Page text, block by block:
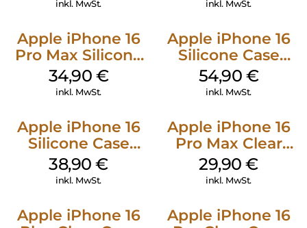
inkl. MwSt. inkl. MwSt.
Apple iPhone 16
Pro Max Silicone
Case MagSafe
Denim
34,90 €
inkl. MwSt.
Apple iPhone 16
Silicone Case
MagSafe Black
54,90 €
inkl. MwSt.
Apple iPhone 16
Silicone Case
MagSafe
Ultramarine
38,90€
inkl. MwSt.
Apple iPhone 16
Pro Max Clear
Case MagSafe
Transparent
29,90€
inkl. MwSt.
Apple iPhone 16
Apple iPhone 16